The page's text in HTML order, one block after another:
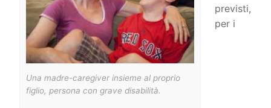
Una madre-caregiver insieme al proprio
figlio, persona con grave disabilità.
previsti,
per i